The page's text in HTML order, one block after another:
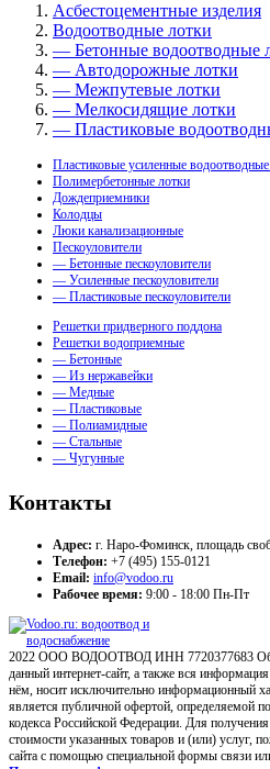
Асбестоцементные изделия
Водоотводные лотки
— Бетонные водоотводные
— Автодорожные лотки
— Межпутевые лотки
— Мелкосидящие лотки
— Пластиковые
Пластиковые усиленные
Полимербетонные лотки
Дождеприемники
Колодцы
Люки канализационные
Пескоуловители
— Бетонные пескоуловители
— Усиленные пескоуловители
— Пластиковые пескоуловители
Решетки придверного поддона
Решетки водоприемные
— Бетонные
— Из нержавейки
— Медные
— Пластиковые
— Полиамидные
— Стальные
— Чугунные
Контакты
Адрес: г. Наро-Фоминск, площадь
Телефон: +7 (495) 155-0121
Email: info@vodoo.ru
Рабочее время: 9:00 - 18:00 Пн-Пт
2022 ООО ВОДООТВОД ИНН 7720377683
данный интернет-сайт, а также вся
нём, носит исключительно информационный
является публичной офертой, определяемой
кодекса Российской Федерации. Для
стоимости указанных товаров и (или) услуг,
сайта с помощью специальной формы связи